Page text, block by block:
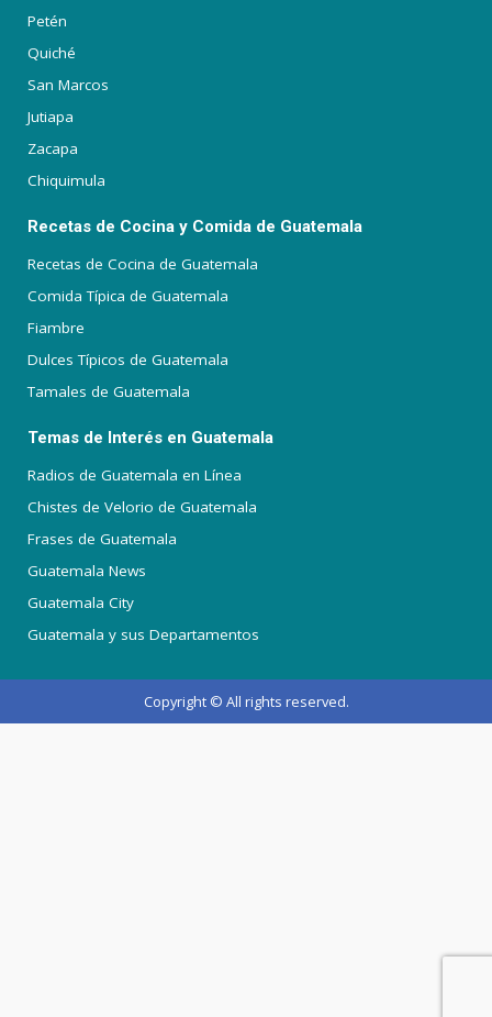
Petén
Quiché
San Marcos
Jutiapa
Zacapa
Chiquimula
Recetas de Cocina y Comida de Guatemala
Recetas de Cocina de Guatemala
Comida Típica de Guatemala
Fiambre
Dulces Típicos de Guatemala
Tamales de Guatemala
Temas de Interés en Guatemala
Radios de Guatemala en Línea
Chistes de Velorio de Guatemala
Frases de Guatemala
Guatemala News
Guatemala City
Guatemala y sus Departamentos
Copyright © All rights reserved.